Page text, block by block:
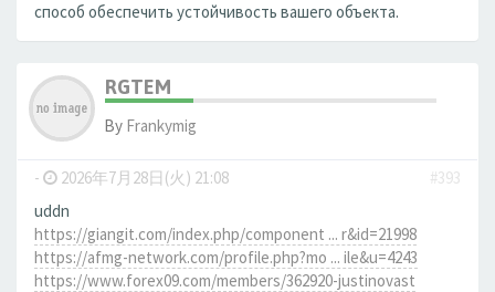
способ обеспечить устойчивость вашего объекта.
RGTEM
By Frankymig
- 2026年7月28日(火) 21:08
#393
uddn
https://giangit.com/index.php/component ... r&id=21998
https://afmg-network.com/profile.php?mo ... ile&u=4243
https://www.forex09.com/members/362920-justinovast